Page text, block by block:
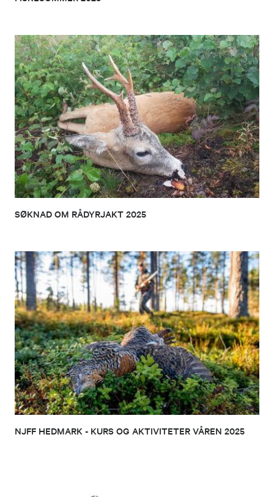
SØKNAD OM RÅDYRJAKT 2025
NJFF HEDMARK - KURS OG AKTIVITETER VÅREN 2025